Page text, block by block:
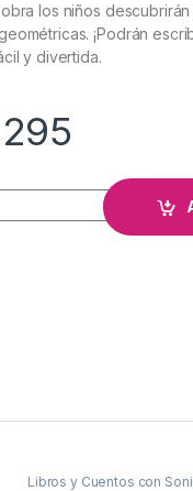
los niños
¡Podrán
y divertida.
295
y Aprende 123
Libros y Cuentos con